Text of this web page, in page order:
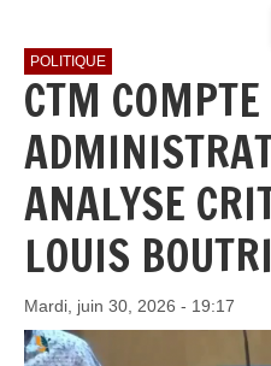
POLITIQUE
CTM COMPTE
ANALYSE
LOUIS
Mardi, juin 30, 2026 - 19:17